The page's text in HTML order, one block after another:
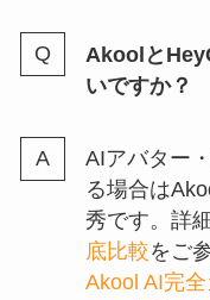
Akoolと
いですか？
AIアバター
る場合は
秀です。詳
底比較をご
Akool AI完